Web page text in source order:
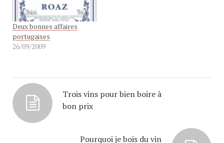
Deux bonnes affaires
portugaises
26/09/2009
Trois vins pour bien boire à
bon prix
Pourquoi je bois du vin